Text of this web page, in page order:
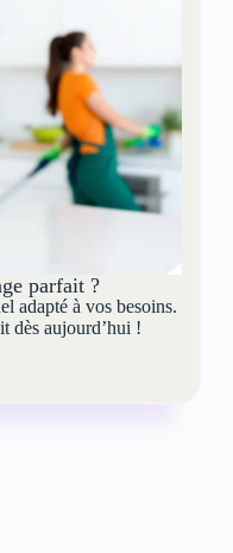
parfait ?
adapté à vos besoins.
dès aujourd’hui !